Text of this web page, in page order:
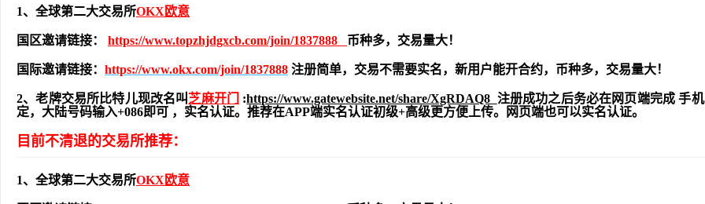
1、全球第二大交易所OKX欧意
国区邀请链接： https://www.topzhjdgxcb.com/join/1837888 币种多，交易量大！
国际邀请链接： https://www.okx.com/join/1837888 注册简单，交易不需要实名，新用户能开合约， 币种多，交易量大！
2、老牌交易所比特儿现改名叫 芝麻开门 :https://www.gatewebsite.net/share/XgRDAQ8 注册成功之后务必在网页端完成 手
定，大陆号码输入+086即可 ，实名认证。推荐在APP端实名认证初级+高级更方便上传。网页端也可以实名认证。
目前不清退的交易所推荐：
1、全球第二大交易所OKX欧意